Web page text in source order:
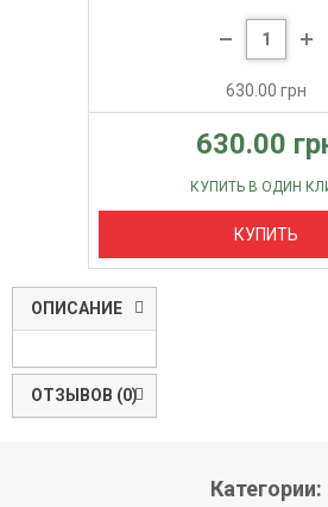
630.00 грн
630.00
КУПИТЬ В ОДИН
КУПИТЬ
ОПИСАНИЕ
ОТЗЫВОВ (0)
Категории: